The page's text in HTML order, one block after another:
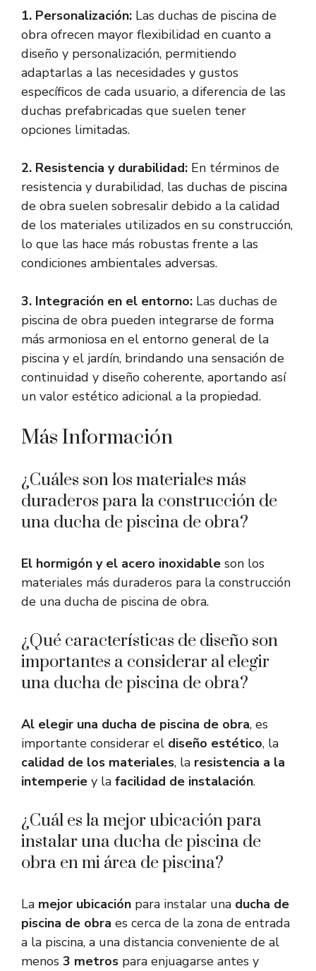
1. Personalización: Las duchas de piscina de
obra ofrecen mayor flexibilidad en cuanto a
diseño y personalización, permitiendo
adaptarlas a las necesidades y gustos
específicos de cada usuario, a diferencia de las
duchas prefabricadas que suelen tener
opciones limitadas.
2. Resistencia y durabilidad: En términos de
resistencia y durabilidad, las duchas de piscina
de obra suelen sobresalir debido a la calidad
de los materiales utilizados en su construcción,
lo que las hace más robustas frente a las
condiciones ambientales adversas.
3. Integración en el entorno: Las duchas de
piscina de obra pueden integrarse de forma
más armoniosa en el entorno general de la
piscina y el jardín, brindando una sensación de
continuidad y diseño coherente, aportando así
un valor estético adicional a la propiedad.
Más Información
¿Cuáles son los materiales más
duraderos para la construcción de
una ducha de piscina de obra?
El hormigón y el acero inoxidable son los
materiales más duraderos para la construcción
de una ducha de piscina de obra.
¿Qué características de diseño son
importantes a considerar al elegir
una ducha de piscina de obra?
Al elegir una ducha de piscina de obra, es
importante considerar el diseño estético, la
calidad de los materiales, la resistencia a la
intemperie y la facilidad de instalación.
¿Cuál es la mejor ubicación para
instalar una ducha de piscina de
obra en mi área de piscina?
La mejor ubicación para instalar una ducha de
piscina de obra es cerca de la zona de entrada
a la piscina, a una distancia conveniente de al
menos 3 metros para enjuagarse antes y